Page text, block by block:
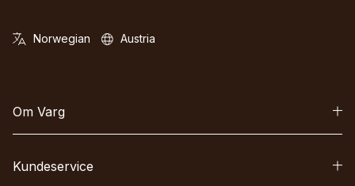
Om Varg
Kundeservice